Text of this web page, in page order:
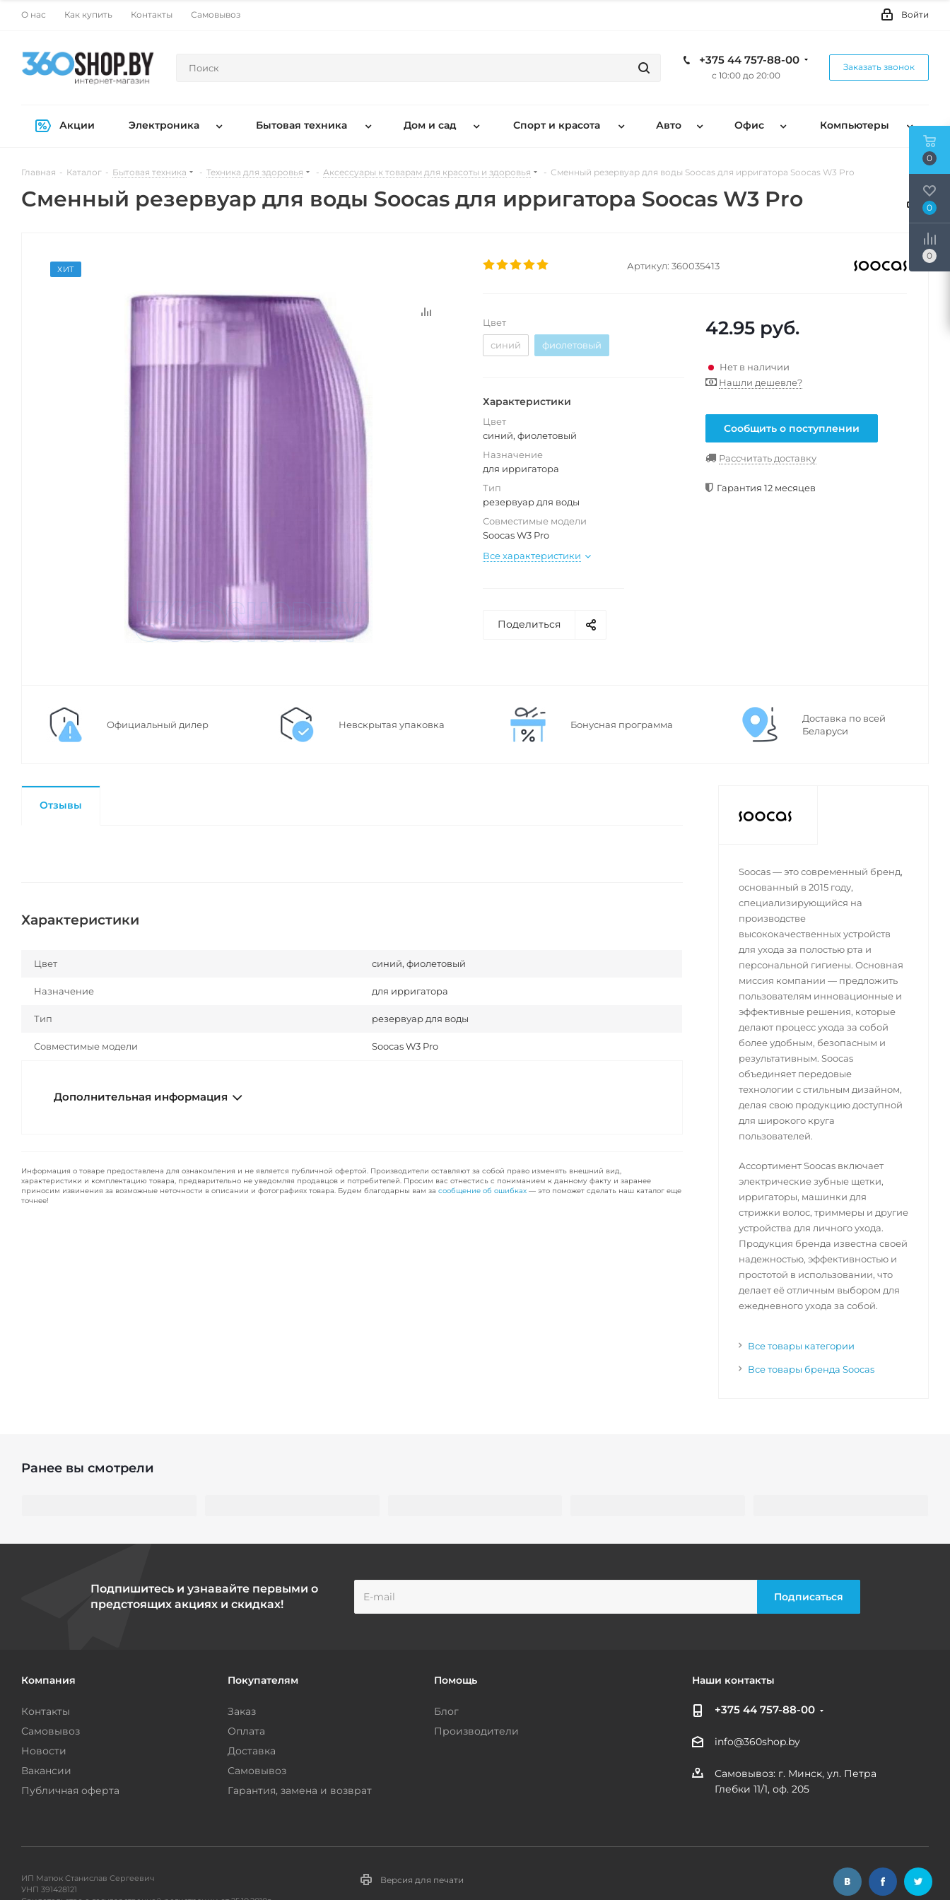
О нас Как купить Контакты Самовывоз Войти
+375 44 757-88-00
с 10:00 до 20:00
Заказать звонок
Акции Электроника Бытовая техника Дом и сад Спорт и красота Авто Офис Компьютеры
Главная - Каталог - Бытовая техника - Техника для здоровья - Аксессуары к товарам для красоты и здоровья - Сменный резервуар для воды Soocas для ирригатора Soocas W3 Pro
Сменный резервуар для воды Soocas для ирригатора Soocas W3 Pro
ХИТ Артикул: 360035413
Цвет
синий
фиолетовый
Характеристики
Цвет
синий, фиолетовый
Назначение
для ирригатора
Тип
резервуар для воды
Совместимые модели
Soocas W3 Pro
Все характеристики
42.95 руб.
Нет в наличии
Нашли дешевле?
Сообщить о поступлении
Рассчитать доставку
Гарантия 12 месяцев
Поделиться
Официальный дилер Невскрытая упаковка Бонусная программа
Доставка по всей
Беларуси
Отзывы
Характеристики
Цвет синий, фиолетовый
Назначение для ирригатора
Тип резервуар для воды
Совместимые модели Soocas W3 Pro
Дополнительная информация
Информация о товаре предоставлена для ознакомления и не является публичной офертой. Производители оставляют за собой право изменять внешний вид,
характеристики и комплектацию товара, предварительно не уведомляя продавцов и потребителей. Просим вас отнестись с пониманием к данному факту и заранее
приносим извинения за возможные неточности в описании и фотографиях товара. Будем благодарны вам за сообщение об ошибках — это поможет сделать наш каталог еще
точнее!
Soocas — это современный бренд,
основанный в 2015 году,
специализирующийся на
производстве
высококачественных устройств
для ухода за полостью рта и
персональной гигиены. Основная
миссия компании — предложить
пользователям инновационные и
эффективные решения, которые
делают процесс ухода за собой
более удобным, безопасным и
результативным. Soocas
объединяет передовые
технологии с стильным дизайном,
делая свою продукцию доступной
для широкого круга
пользователей.
Ассортимент Soocas включает
электрические зубные щетки,
ирригаторы, машинки для
стрижки волос, триммеры и другие
устройства для личного ухода.
Продукция бренда известна своей
надежностью, эффективностью и
простотой в использовании, что
делает её отличным выбором для
ежедневного ухода за собой.
Все товары категории
Все товары бренда Soocas
Ранее вы смотрели
Подпишитесь и узнавайте первыми о
предстоящих акциях и скидках!
Компания
Контакты
Самовывоз
Новости
Вакансии
Публичная оферта
Покупателям
Заказ
Оплата
Доставка
Самовывоз
Гарантия, замена и возврат
Помощь
Блог
Производители
Наши контакты
+375 44 757-88-00
info@360shop.by
Самовывоз: г. Минск, ул. Петра
Глебки 11/1, оф. 205
ИП Матюк Станислав Сергеевич
УНП 391428121
Версия для печати
0
0
0